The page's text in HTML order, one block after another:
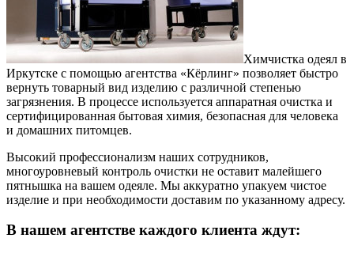
Химчистка одеял в
Иркутске с помощью агентства «Кёрлинг» позволяет быстро
вернуть товарный вид изделию с различной степенью
загрязнения. В процессе используется аппаратная очистка и
сертифицированная бытовая химия, безопасная для человека
и домашних питомцев.
Высокий профессионализм наших сотрудников,
многоуровневый контроль очистки не оставит малейшего
пятнышка на вашем одеяле. Мы аккуратно упакуем чистое
изделие и при необходимости доставим по указанному адресу.
В нашем агентстве каждого клиента ждут: